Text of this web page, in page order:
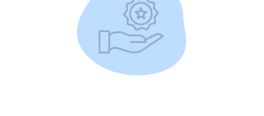
De descompte en productes exclusius
MÉS INFORMACIÓ